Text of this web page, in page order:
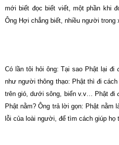
mới biết đọc biết viết, một phần khi
Ông Hợi chẳng biết, nhiều người trong
Có lần tôi hỏi ông: Tại sao Phật lại đi
như người thông thạo: Phật thì đi
trên gió, dưới sông, biển v.v… Phật đi
Phật nằm? Ông trả lời gọn: Phật nằm
lỗi của loài người, để tìm cách giúp họ